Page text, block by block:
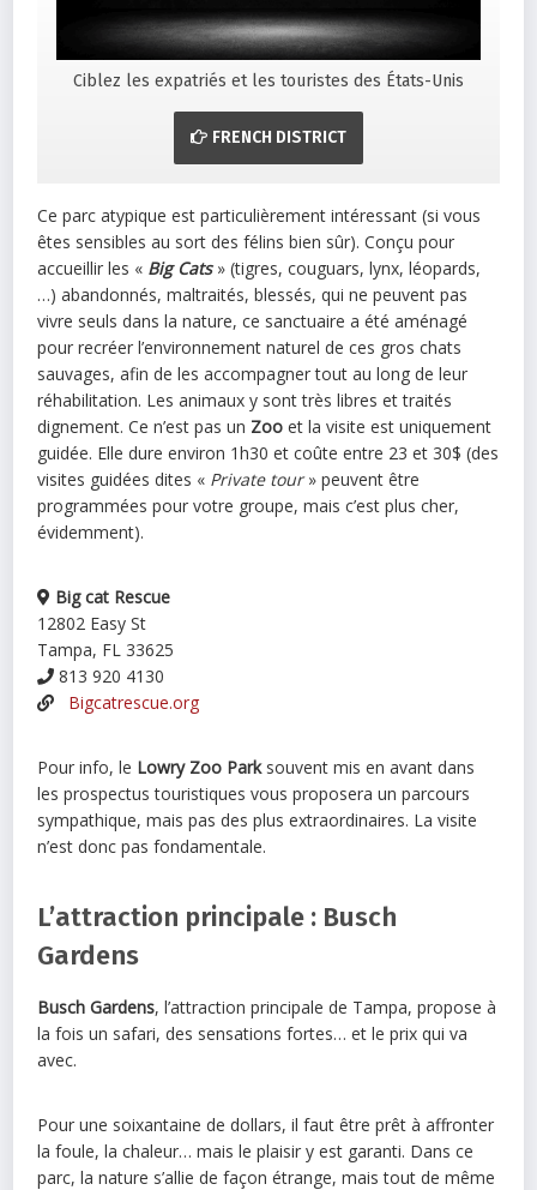
Ciblez les expatriés et les touristes des États-Unis
FRENCH DISTRICT
Ce parc atypique est particulièrement intéressant (si vous
êtes sensibles au sort des félins bien sûr). Conçu pour
accueillir les « Big Cats» (tigres, couguars, lynx, léopards,
…) abandonnés, maltraités, blessés, qui ne peuvent pas
vivre seuls dans la nature, ce sanctuaire a été aménagé
pour recréer l’environnement naturel de ces gros chats
sauvages, afin de les accompagner tout au long de leur
réhabilitation. Les animaux y sont très libres et traités
dignement. Ce n’est pas un Zoo et la visite est uniquement
guidée. Elle dure environ 1h30 et coûte entre 23 et 30$ (des
visites guidées dites « Private tour» peuvent être
programmées pour votre groupe, mais c’est plus cher,
évidemment).
Big cat Rescue
12802 Easy St
Tampa, FL 33625
813 920 4130
Bigcatrescue.org
Pour info, le Lowry Zoo Parksouvent mis en avant dans
les prospectus touristiques vous proposera un parcours
sympathique, mais pas des plus extraordinaires. La visite
n’est donc pas fondamentale.
L’attraction principale : Busch
Gardens
Busch Gardens, l’attraction principale de Tampa, propose à
la fois un safari, des sensations fortes… et le prix qui va
avec.
Pour une soixantaine de dollars, il faut être prêt à affronter
la foule, la chaleur… mais le plaisir y est garanti. Dans ce
parc, la nature s’allie de façon étrange, mais tout de même